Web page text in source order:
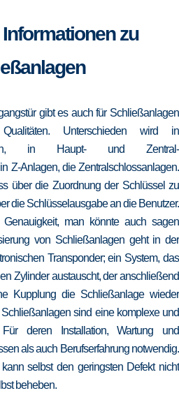
zu
gibt es auch für Schließanlagen
Unterschieden wird in
in Haupt- und Zentral-
Z-Anlagen, die Zentralschlossanlagen.
über die Zuordnung der Schlüssel zu
die Schlüsselausgabe an die Benutzer.
man könnte auch sagen
von Schließanlagen geht in der
Transponder; ein System, das
Zylinder austauscht, der anschließend
Kupplung die Schließanlage wieder
sind eine komplexe und
Für deren Installation, Wartung und
als auch Berufserfahrung notwendig.
selbst den geringsten Defekt nicht
beheben.